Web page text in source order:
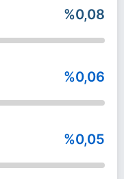
%0,08
%0,06
%0,05